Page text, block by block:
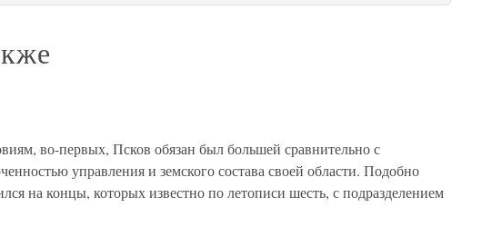
во-первых, Псков обязан был большей сравнительно с
управления и земского состава своей области. Подобно
на концы, которых известно по летописи шесть, с подразделением